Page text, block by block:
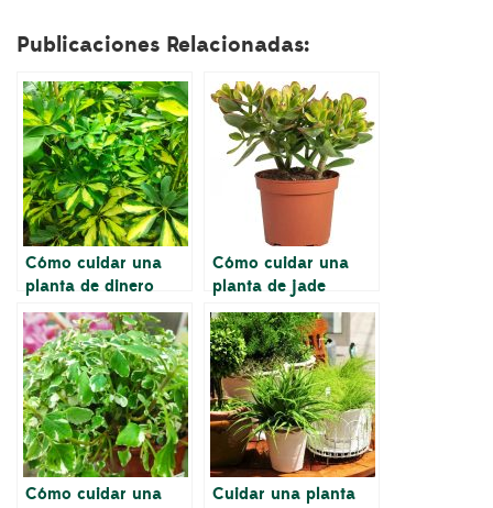
era:
es:
era:
es:
Publicaciones Relacionadas:
Cómo cuidar una
planta de dinero
Cómo cuidar una
planta de jade
Cómo cuidar una
Cuidar una planta